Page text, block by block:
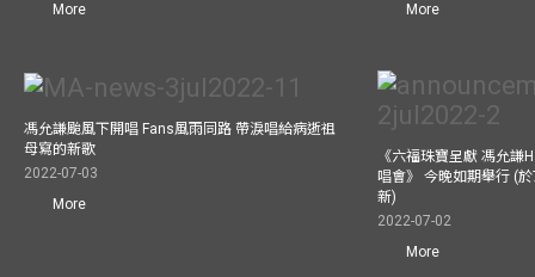
More
More
馮允謙颱風下開唱 Fans風雨同路 帶淚唱給病逝祖
母寫的新歌
2022-07-03
More
《六福珠寶呈獻 馮允謙
唱會》 今晚如期舉行 (
新)
2022-07-02
More